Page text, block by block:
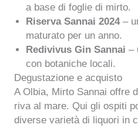
a base di foglie di mirto.
Riserva Sannai 2024–
maturato per un anno.
Redivivus Gin Sannai –
con botaniche locali.
Degustazione e acquisto
A Olbia, Mirto Sannai offre
riva al mare. Qui gli ospiti
diverse varietà di liquori in